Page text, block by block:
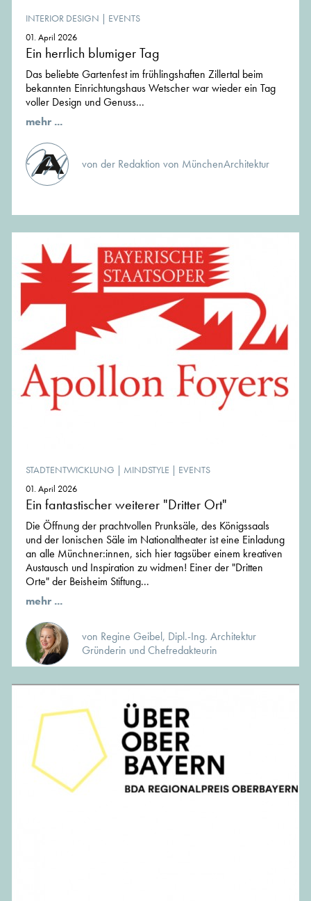
INTERIOR DESIGN | EVENTS
01. April 2026
Ein herrlich blumiger Tag
Das beliebte Gartenfest im frühlingshaften Zillertal beim
bekannten Einrichtungshaus Wetscher war wieder ein Tag
voller Design und Genuss...
mehr ...
von der Redaktion von MünchenArchitektur
STADTENTWICKLUNG | MINDSTYLE | EVENTS
01. April 2026
Ein fantastischer weiterer "Dritter Ort"
Die Öffnung der prachtvollen Prunksäle, des Königssaals
und der Ionischen Säle im Nationaltheater ist eine Einladung
an alle Münchner:innen, sich hier tagsüber einem kreativen
Austausch und Inspiration zu widmen! Einer der "Dritten
Orte" der Beisheim Stiftung...
mehr ...
von Regine Geibel, Dipl.-Ing. Architektur
Gründerin und Chefredakteurin